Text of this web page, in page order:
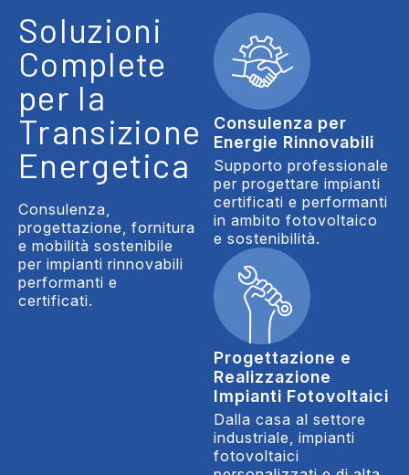
Soluzioni
Complete
per la
Transizione
Energetica
Consulenza,
progettazione, fornitura
e mobilità sostenibile
per impianti rinnovabili
performanti e
certificati.
Consulenza per
Energie Rinnovabili
Supporto professionale
per progettare impianti
certificati e performanti
in ambito fotovoltaico
e sostenibilità.
Progettazione e
Realizzazione
Impianti Fotovoltaici
Dalla casa al settore
industriale, impianti
fotovoltaici